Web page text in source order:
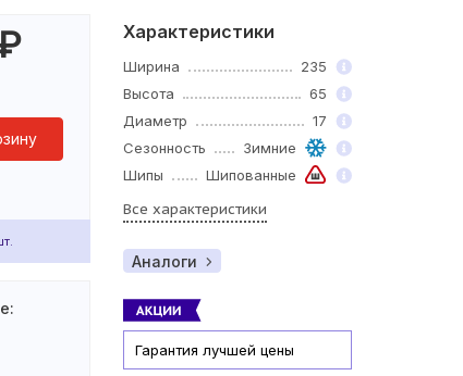
Характеристики
Ширина
235
Высота
65
Диаметр
17
Сезонность
Зимние
Шипы
Шипованные
Все характеристики
Аналоги
Гарантия лучшей цены